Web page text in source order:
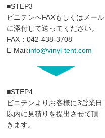
■STEP3
ビニテンへFAXもしくはメール
に添付して送ってください。
FAX：042-438-3708
E-Mail:info@vinyl-tent.com
■STEP4
ビニテンよりお客様に3営業日
以内に見積りを提出させて頂
きます。